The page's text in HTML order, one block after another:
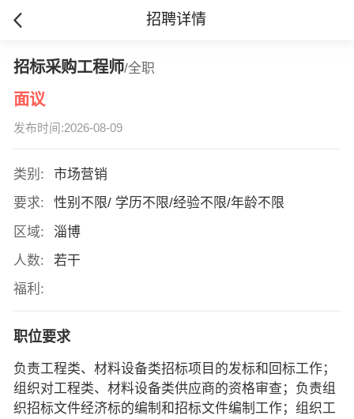
招聘详情
招标采购工程师/全职
面议
发布时间:2026-08-09
类别:
市场营销
要求:
性别不限/ 学历不限/经验不限/年龄不限
区域:
淄博
人数:
若干
福利:
职位要求
负责工程类、材料设备类招标项目的发标和回标工作；
组织对工程类、材料设备类供应商的资格审查；负责组
织招标文件经济标的编制和招标文件编制工作；组织工